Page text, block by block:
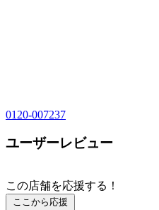
0120-007237
ユーザーレビュー
この店舗を応援する！
ここから応援